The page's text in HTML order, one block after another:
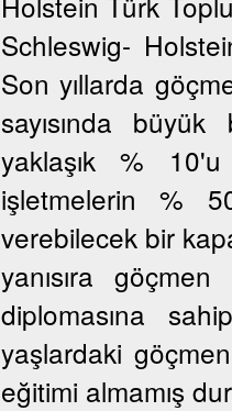
Schleswig-
Son yıllarda
sayısında
yaklaşık %
işletmelerin %
verebilecek bir
yanısıra
diplomasına
yaşlardaki
eğitimi almamış